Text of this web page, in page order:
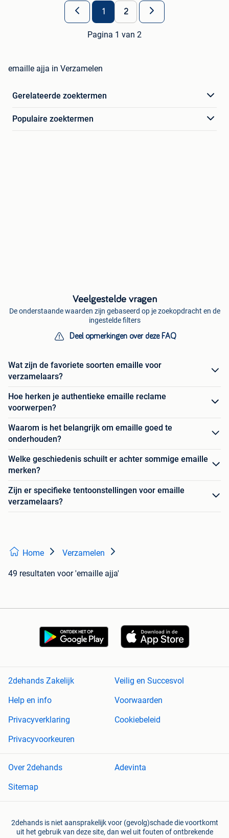
1 2
Pagina 1 van 2
emaille ajja in Verzamelen
Gerelateerde zoektermen
Populaire zoektermen
Veelgestelde vragen
De onderstaande waarden zijn gebaseerd op je zoekopdracht en de
ingestelde filters
Deel opmerkingen over deze FAQ
Wat zijn de favoriete soorten emaille voor
verzamelaars?
Hoe herken je authentieke emaille reclame
voorwerpen?
Waarom is het belangrijk om emaille goed te
onderhouden?
Welke geschiedenis schuilt er achter sommige emaille
merken?
Zijn er specifieke tentoonstellingen voor emaille
verzamelaars?
Home Verzamelen
49 resultaten voor 'emaille ajja'
2dehands Zakelijk
Veilig en Succesvol
Help en info
Voorwaarden
Privacyverklaring
Cookiebeleid
Privacyvoorkeuren
Over 2dehands
Adevinta
Sitemap
2dehands is niet aansprakelijk voor (gevolg)schade die voortkomt
uit het gebruik van deze site, dan wel uit fouten of ontbrekende